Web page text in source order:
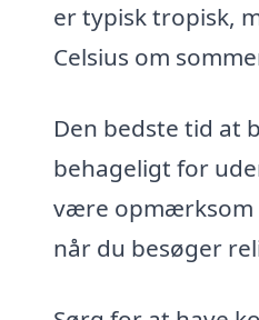
er typisk tropisk,
Celsius om
Den bedste tid at
behageligt for
være opmærksom
når du besøger